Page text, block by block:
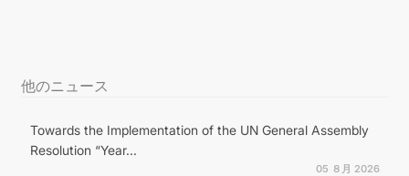
他のニュース
Towards the Implementation of the UN General Assembly
Resolution “Year...
05 ８月 2026